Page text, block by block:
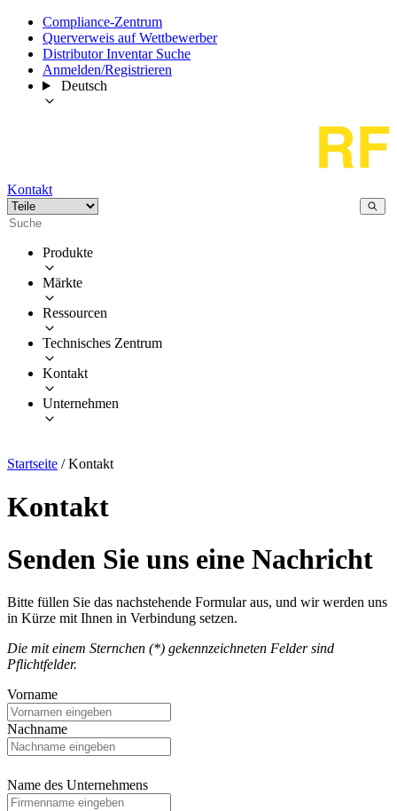
Compliance-Zentrum
Querverweis auf Wettbewerber
Distributor Inventar Suche
Anmelden/Registrieren
Deutsch
Kontakt
Produkte
Märkte
Ressourcen
Technisches Zentrum
Kontakt
Unternehmen
Startseite / Kontakt
Kontakt
Senden Sie uns eine Nachricht
Bitte füllen Sie das nachstehende Formular aus, und wir werden uns
in Kürze mit Ihnen in Verbindung setzen.
Die mit einem Sternchen (*) gekennzeichneten Felder sind
Pflichtfelder.
Vorname
Nachname
Name des Unternehmens